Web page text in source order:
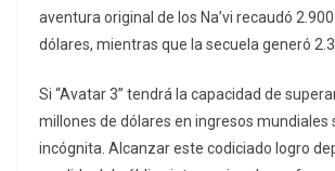
aventura original de los Na’vi recaudó
dólares, mientras que la secuela generó
Si “Avatar 3” tendrá la capacidad de
millones de dólares en ingresos mundiales
incógnita. Alcanzar este codiciado logro